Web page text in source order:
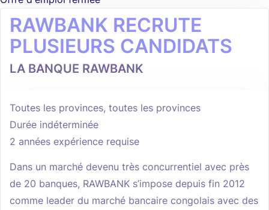
RAWBANK RECRUTE
PLUSIEURS CANDIDATS
LA BANQUE RAWBANK
Toutes les provinces, toutes les provinces
Durée indéterminée
2 années expérience requise
Dans un marché devenu très concurrentiel avec près
de 20 banques, RAWBANK s’impose depuis fin 2012
comme leader du marché bancaire congolais avec des